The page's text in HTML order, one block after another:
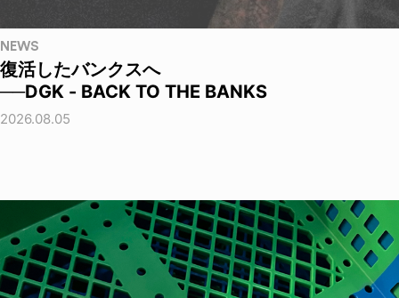
NEWS
復活したバンクスへ
──DGK - BACK TO THE BANKS
2026.08.05